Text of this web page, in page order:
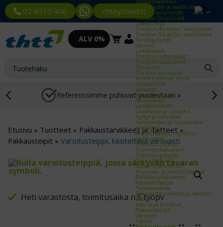
02 4310 400 YhteystiedotTyöpöydät ja laatikostot
Kevyet työpöydät
Raskaat työpöydät
Laatikostot
Treston 45-sarjan laatikostot
Treston 53-sarjan laatikostot
Nostopöydät
Vaunut
Laitekaapit
Treston työpöydät
Työpistevalaisimet
Työtuolit
Treston työtuolit
Selkänojalliset tuolit
Satulatuolit
Jakkarat
Valvomotuolit
Muovilavat
Lavakaulukset
Lavahäkki ja rullakko
Hyllyt ja väliritilät
Kalusteiden ja tuotteiden
merkintä
Arkistokaapit, -hyllyt ja -
laatikostot
Toimistovaunut
Toimistokalusteet
Toimistopöydät
Toimistotuolit
Matot toimistoon
Kirjoitus- ja ilmoitustaulut
Reikälevykalusteet
Kannatinsarjat
Työkaluseinä
Pakkaustarvikkeet ja -laitteet
Vaa'at
Kalvot ja kiristeet
Pakkausteipit
Vanteet
Tarrat
ALV 0%
Referenssimme puhuvat puolestaan »
Etusivu » Tuotteet » Pakkaustarvikkeet ja -laitteet»
Pakkausteipit » Varoitusteippi, käsiteltävä varovasti
Heti varastosta, toimitusaika n.5 työpv